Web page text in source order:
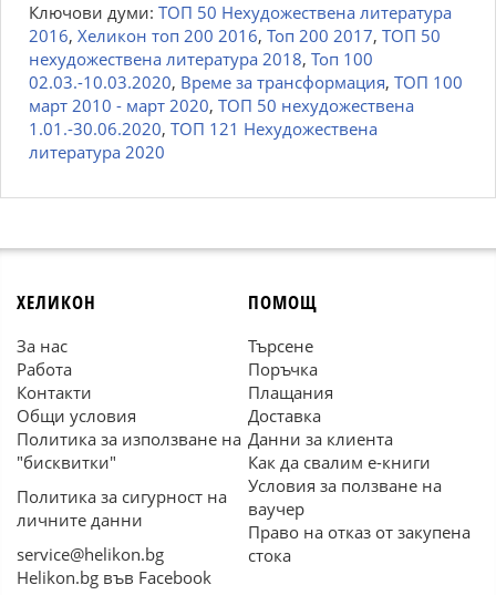
Ключови думи: ТОП 50 Нехудожествена литература
2016, Хеликон топ 200 2016, Топ 200 2017, ТОП 50
нехудожествена литература 2018, Топ 100
02.03.-10.03.2020, Време за трансформация, ТОП 100
март 2010 - март 2020, ТОП 50 нехудожествена
1.01.-30.06.2020, ТОП 121 Нехудожествена
литература 2020
ХЕЛИКОН
За нас
Работа
Контакти
Общи условия
Политика за използване на
"бисквитки"
Политика за сигурност на
личните данни
service@helikon.bg
Helikon.bg във Facebook
ПОМОЩ
Търсене
Поръчка
Плащания
Доставка
Данни за клиента
Как да свалим е-книги
Условия за ползване на
ваучер
Право на отказ от закупена
стока